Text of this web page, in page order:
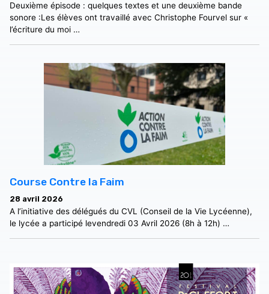
Deuxième épisode : quelques textes et une deuxième bande
sonore :Les élèves ont travaillé avec Christophe Fourvel sur «
l’écriture du moi …
Course Contre la Faim
28 avril 2026
A l’initiative des délégués du CVL (Conseil de la Vie Lycéenne),
le lycée a participé levendredi 03 Avril 2026 (8h à 12h) …